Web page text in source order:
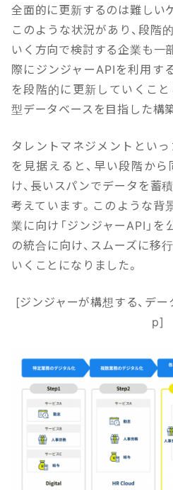
全面的に更新するのは難しい
このような状況があり、段階
いく方向で検討する企業も一
際にジンジャーAPIを利用す
を段階的に更新していくこ
型データベースを目指した構
タレントマネジメントとい
を見据えると、早い段階か
け、長いスパンでデータを蓄
考えています。このような背
業に向け「ジンジャーAPI」を
の統合に向け、スムーズに移
いくことになりました。
[ジンジャーが構想する、デ
p]